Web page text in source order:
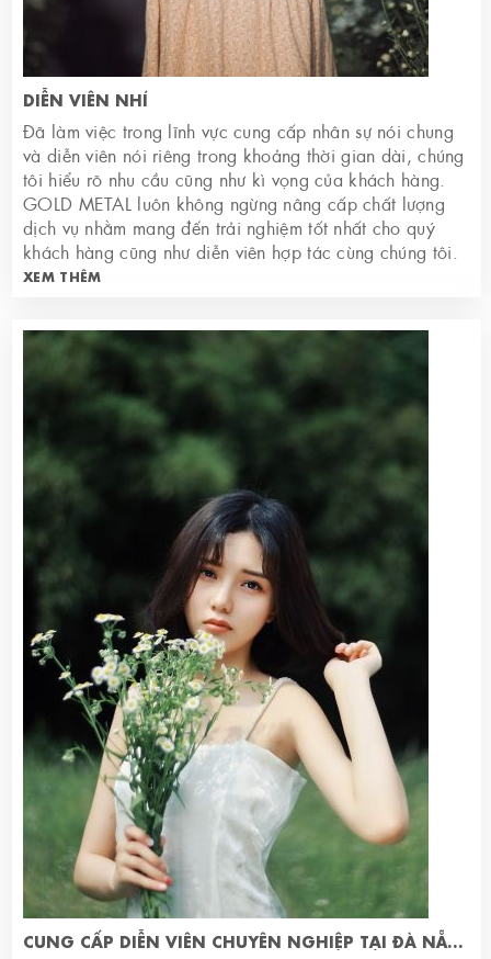
DIỄN VIÊN NHÍ
Đã làm việc trong lĩnh vực cung cấp nhân sự nói chung
và diễn viên nói riêng trong khoảng thời gian dài, chúng
tôi hiểu rõ nhu cầu cũng như kì vọng của khách hàng.
GOLD METAL luôn không ngừng nâng cấp chất lượng
dịch vụ nhằm mang đến trải nghiệm tốt nhất cho quý
khách hàng cũng như diễn viên hợp tác cùng chúng tôi.
XEM THÊM
CUNG CẤP DIỄN VIÊN CHUYÊN NGHIỆP TẠI ĐÀ NẴNG